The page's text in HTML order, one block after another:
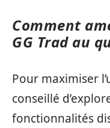
Comment
GG Trad au
Pour maximiser
conseillé
fonctionnalités